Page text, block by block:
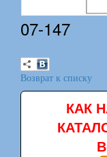
07-147
Возврат к списку
КАК